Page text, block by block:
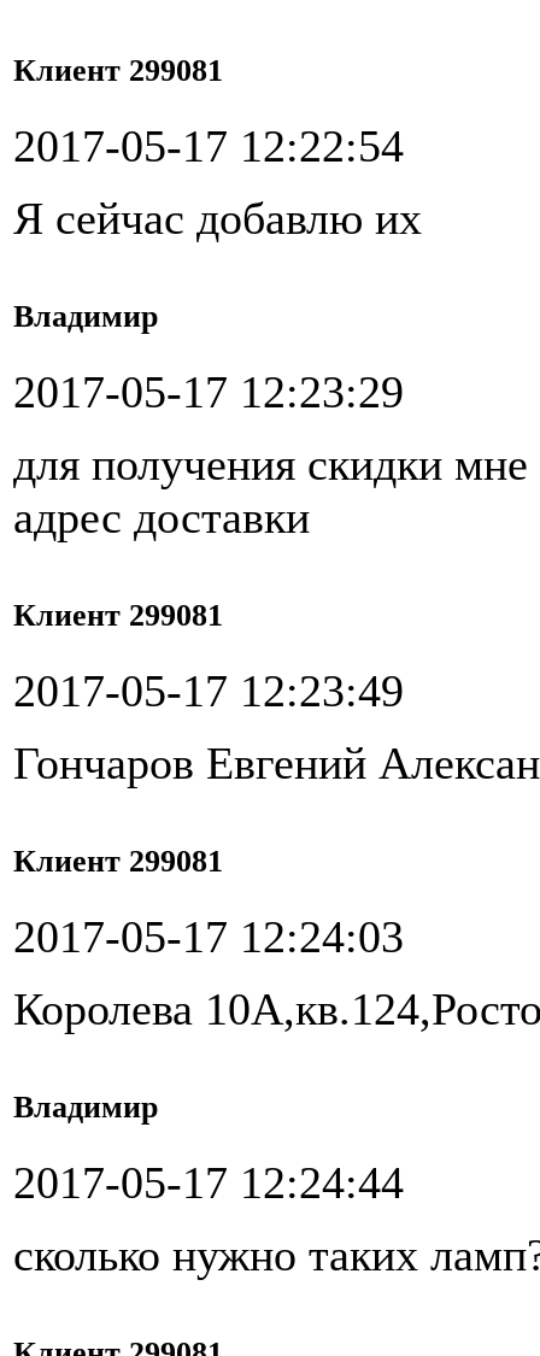
Клиент 299081
2017-05-17 12:22:54
Я сейчас добавлю их
Владимир
2017-05-17 12:23:29
для получения скидки
адрес доставки
Клиент 299081
2017-05-17 12:23:49
Гончаров Евгений
Клиент 299081
2017-05-17 12:24:03
Королева
Владимир
2017-05-17 12:24:44
сколько нужно таких